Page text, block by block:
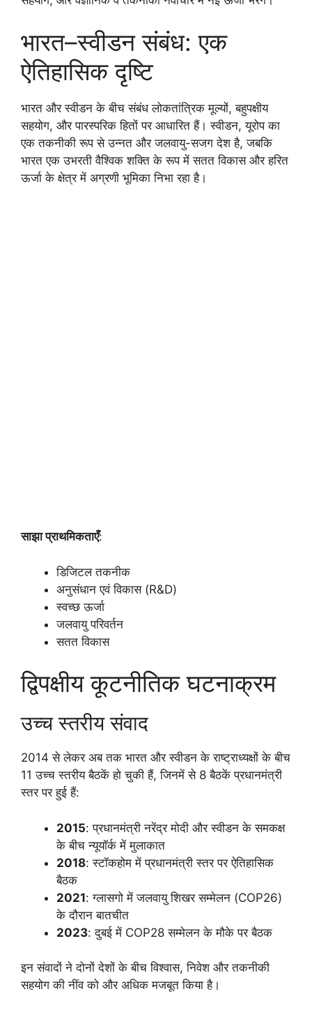
भारत–स्वीडन संबंध: एक
ऐतिहासिक दृष्टि
भारत और स्वीडन के बीच संबंध लोकतांत्रिक मूल्यों, बहुपक्षीय
सहयोग, और पारस्परिक हितों पर आधारित हैं। स्वीडन, यूरोप का
एक तकनीकी रूप से उन्नत और जलवायु-सजग देश है, जबकि
भारत एक उभरती वैश्विक शक्ति के रूप में सतत विकास और हरित
ऊर्जा के क्षेत्र में अग्रणी भूमिका निभा रहा है।
साझा प्राथमिकताएँ:
डिजिटल तकनीक
अनुसंधान एवं विकास (R&D)
स्वच्छ ऊर्जा
जलवायु परिवर्तन
सतत विकास
द्विपक्षीय कूटनीतिक घटनाक्रम
उच्च स्तरीय संवाद
2014 से लेकर अब तक भारत और स्वीडन के राष्ट्राध्यक्षों के बीच
11 उच्च स्तरीय बैठकें हो चुकी हैं, जिनमें से 8 बैठकें प्रधानमंत्री
स्तर पर हुई हैं:
2015: प्रधानमंत्री नरेंद्र मोदी और स्वीडन के समकक्ष
के बीच न्यूयॉर्क में मुलाकात
2018: स्टॉकहोम में प्रधानमंत्री स्तर पर ऐतिहासिक
बैठक
2021: ग्लासगो में जलवायु शिखर सम्मेलन (COP26)
के दौरान बातचीत
2023: दुबई में COP28 सम्मेलन के मौके पर बैठक
इन संवादों ने दोनों देशों के बीच विश्वास, निवेश और तकनीकी
सहयोग की नींव को और अधिक मजबूत किया है।